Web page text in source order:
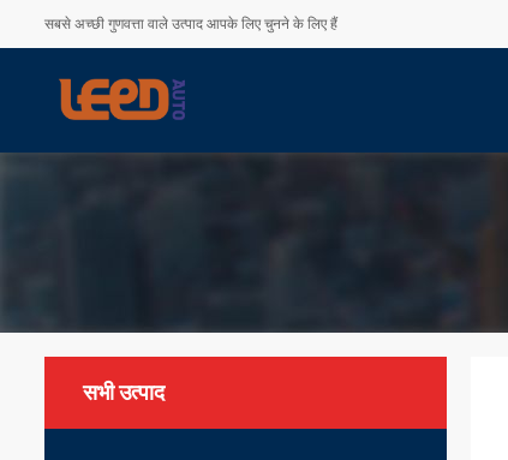
सबसे अच्छी गुणवत्ता वाले उत्पाद आपके लिए चुनने के लिए हैं
सभी उत्पाद